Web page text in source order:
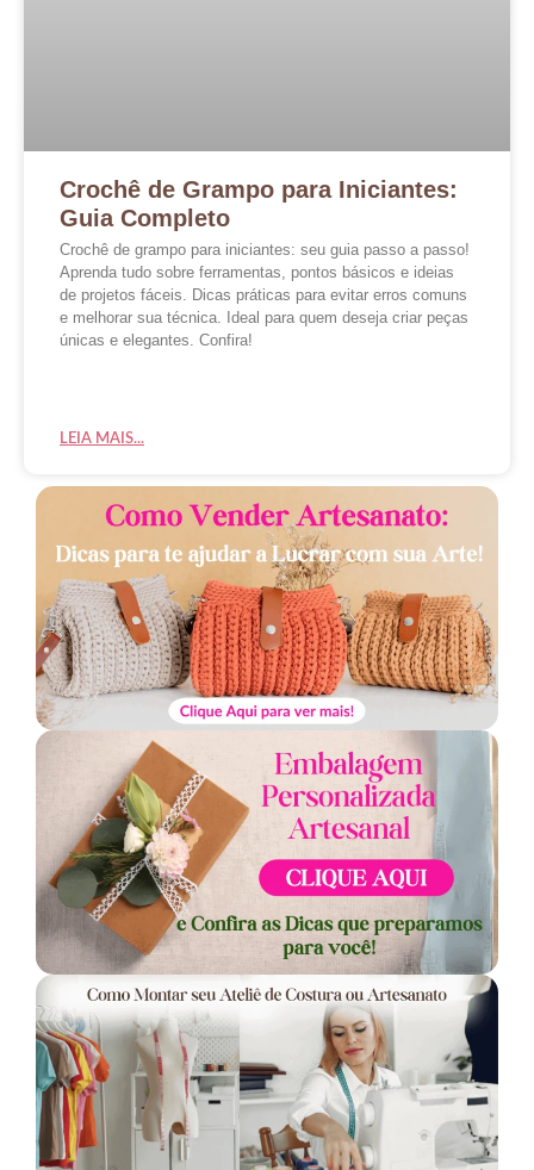
Crochê de Grampo para Iniciantes:
Guia Completo
Crochê de grampo para iniciantes: seu guia passo a passo!
Aprenda tudo sobre ferramentas, pontos básicos e ideias
de projetos fáceis. Dicas práticas para evitar erros comuns
e melhorar sua técnica. Ideal para quem deseja criar peças
únicas e elegantes. Confira!
LEIA MAIS...